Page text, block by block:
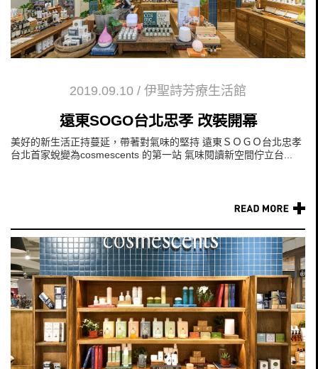
2019.09.10 / 伊聖詩芳療生活館
遠東SOGO台北忠孝 改裝開幕
美好的新生活正持蔓延，帶著對氣味的堅持 遠東ＳＯＧＯ台北忠孝
台北首家蛻變為cosmescents 的第一站 氣味閱讀新空間佇立台...